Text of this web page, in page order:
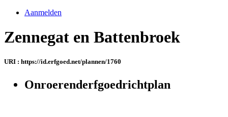
Aanmelden
Zennegat en Battenbroek
URI : https://id.erfgoed.net/plannen/1760
Onroerenderfgoedrichtplan